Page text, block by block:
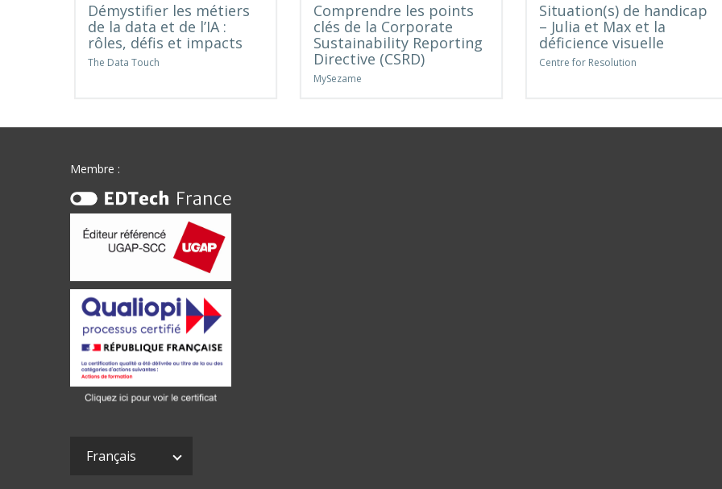
Démystifier les métiers
de la data et de l’IA :
rôles, défis et impacts
The Data Touch
Comprendre les points
clés de la Corporate
Sustainability Reporting
Directive (CSRD)
MySezame
Situation(s) de handicap
– Julia et Max et la
déficience visuelle
Centre for Resolution
Membre :